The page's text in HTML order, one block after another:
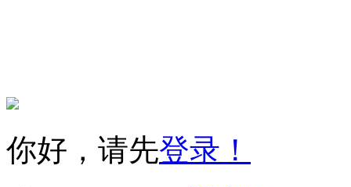
你好，请先登录！